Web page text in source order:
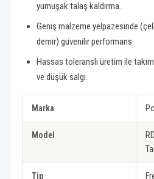
yumuşak talaş kaldırma.
Geniş malzeme yelpazesinde
demir) güvenilir performans.
Hassas toleranslı üretim ile
ve düşük salgı.
Marka
Model
Tip